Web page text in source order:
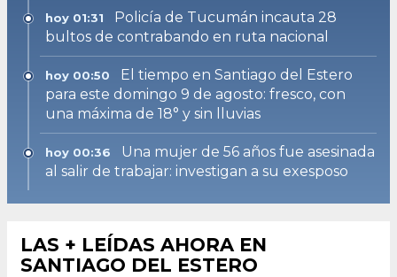
hoy 01:31
Policía de Tucumán incauta 28
bultos de contrabando en ruta nacional
hoy 00:50
El tiempo en Santiago del Estero
para este domingo 9 de agosto: fresco, con
una máxima de 18° y sin lluvias
hoy 00:36
Una mujer de 56 años fue asesinada
al salir de trabajar: investigan a su exesposo
LAS + LEÍDAS AHORA EN
SANTIAGO DEL ESTERO